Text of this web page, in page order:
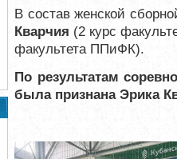
В состав женской
Кварчия (2 курс
факультета ППиФК).
По результатам
была признана Эрика